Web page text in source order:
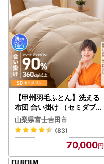
【甲州羽毛ふとん】洗える
布団 合い掛け （セミダブル
）寝具 暖かい布団
山梨県富士吉田市
(83)
70,000